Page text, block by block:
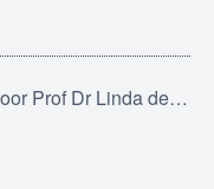
Michael Johnston Award voor Prof Dr Linda de Vries